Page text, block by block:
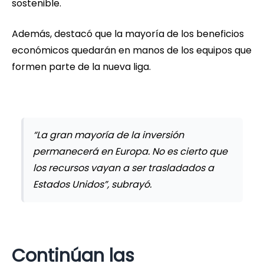
sostenible.
Además, destacó que la mayoría de los beneficios
económicos quedarán en manos de los equipos que
formen parte de la nueva liga.
“La gran mayoría de la inversión
permanecerá en Europa. No es cierto que
los recursos vayan a ser trasladados a
Estados Unidos”, subrayó.
Continúan las